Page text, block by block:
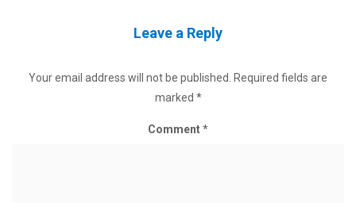
Leave a Reply
Your email address will not be published. Required fields are
marked *
Comment*